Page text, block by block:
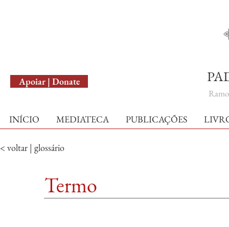
Apoiar | Donate
INÍCIO MEDIATECA PUBLICAÇÕES
< voltar | glossário
Termo